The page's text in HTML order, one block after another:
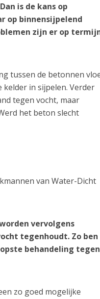
is de kans op
op binnensijpelend
zijn er op
tussen de betonnen
in sijpelen. Verder
tegen vocht, maar
het beton slecht
van Water-Dicht
vervolgens
tegenhoudt. Zo ben
behandeling tegen
zo goed mogelijke